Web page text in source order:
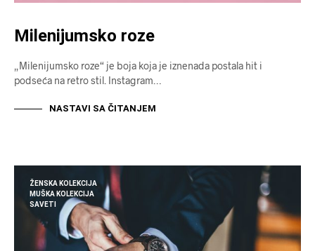
Milenijumsko roze
„Milenijumsko roze“ je boja koja je iznenada postala hit i
podseća na retro stil. Instagram…
NASTAVI SA ČITANJEM
ŽENSKA KOLEKCIJA
MUŠKA KOLEKCIJA
SAVETI